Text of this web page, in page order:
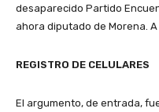
desaparecido Partido
ahora diputado de Morena. A
REGISTRO DE CELULARES
El argumento, de entrada,